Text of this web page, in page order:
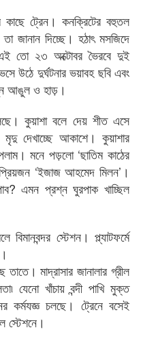
ট্রেন। কনক্রিটের বহুতল
জানান দিচ্ছে। হঠাৎ মসজিদে
তো ২৩ অক্টোবর ভৈরবে দুই
উঠে দুর্ঘটনার ভয়াবহ ছবি এবং
আঙুল ও হাড়।
কুয়াশা বলে দেয় শীত এসে
দেখাচ্ছে আকাশে। কুয়াশার
মনে পড়লো ‘ছাতিম কাঠের
‘ইজাজ আহমেদ মিলন’।
এমন প্রশ্ন ঘুরপাক খাচ্ছিল
স্টেশন। প্ল্যাটফর্মে
মাদ্রাসার জানালার গ্রীল
যেনো খাঁচায় বন্দী পাখি মুক্ত
কর্মযজ্ঞ চলছে। ট্রেনে বসেই
স্টেশনে।